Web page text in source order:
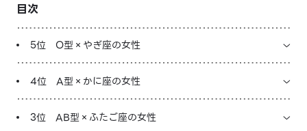
目次
5位 O型×やぎ座の女性
4位 A型×かに座の女性
3位 AB型×ふたご座の女性